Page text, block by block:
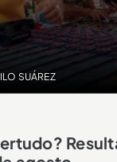
SUÁREZ